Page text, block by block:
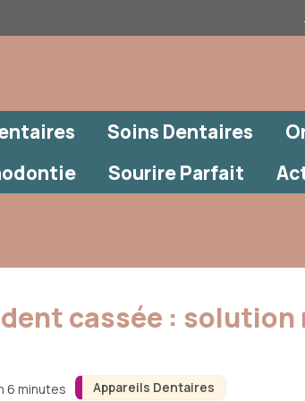
Soins Dentaires
Sourire Parfait
Appareils Dentaires
cassée :
6 minutes